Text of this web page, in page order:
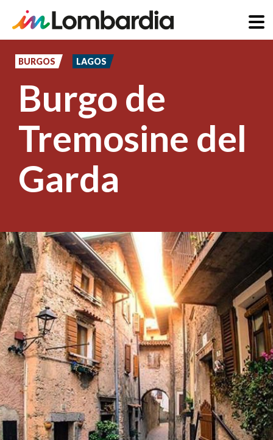
principal
BURGOS LAGOS
Burgo de
Tremosine del
Garda